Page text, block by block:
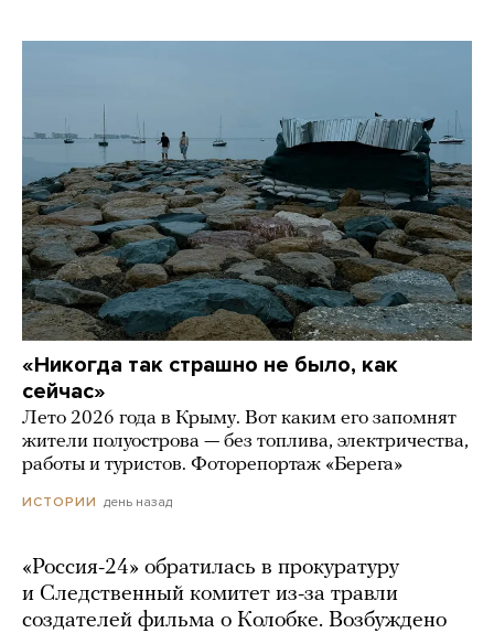
«Никогда так страшно не было, как
сейчас»
Лето 2026 года в Крыму. Вот каким его запомнят
жители полуострова — без топлива, электричества,
работы и туристов. Фоторепортаж «Берега»
ИСТОРИИ день назад
«Россия-24» обратилась в прокуратуру
и Следственный комитет из-за травли
создателей фильма о Колобке. Возбуждено